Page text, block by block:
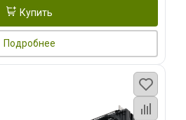
Купить
Подробнее